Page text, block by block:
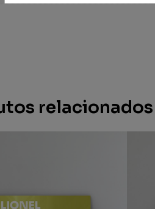
relacionados